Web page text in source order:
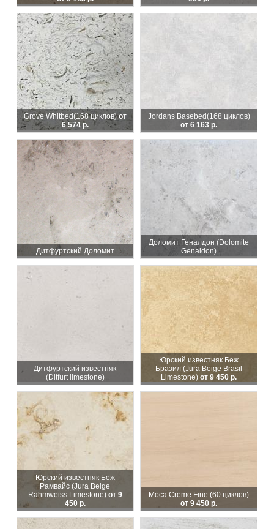
Grove Whitbed(168 циклов)от
6 574 р.
Jordans Basebed(168 циклов)
от 6 163 р.
Дитфуртский Доломит
Доломит Геналдон (Dolomite
Genaldon)
Дитфуртский известняк
(Ditfurt limestone)
Юрский известняк Беж
Бразил (Jura Beige Brasil
Limestone) от 9 450 р.
Юрский известняк Беж
Рамвайс (Jura Beige
Rahmweiss Limestone) от 9
450 р.
Moca Creme Fine (60 циклов)
от 9 450 р.